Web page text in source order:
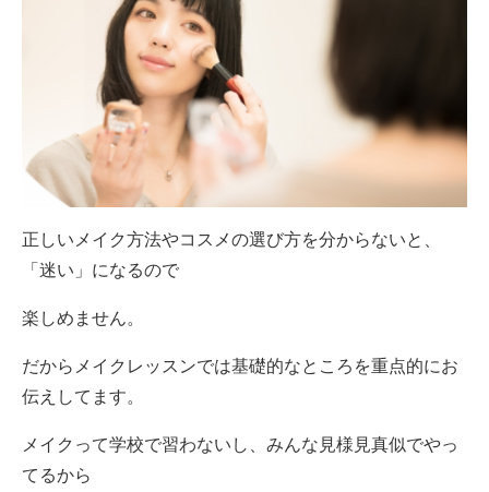
正しいメイク方法やコスメの選び方を分からないと、
「迷い」になるので
楽しめません。
だからメイクレッスンでは基礎的なところを重点的にお
伝えしてます。
メイクって学校で習わないし、みんな見様見真似でやっ
てるから